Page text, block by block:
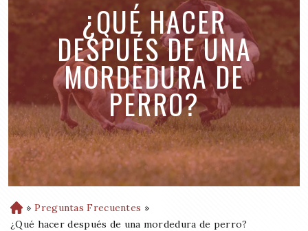
¿QUÉ HACER
DESPUÉS DE UNA
MORDEDURA DE
PERRO?
H
o
» Preguntas Frecuentes »
¿Qué hacer después de una mordedura de perro?